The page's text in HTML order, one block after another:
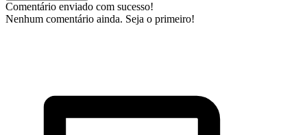
Comentário enviado com sucesso!
Nenhum comentário ainda. Seja o primeiro!